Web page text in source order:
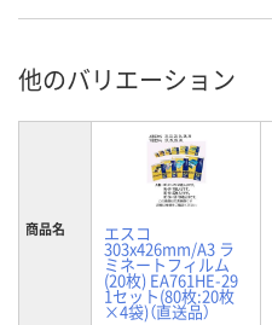
他のバリエーション
商品名 エスコ
303x426mm/A3 ラ
ミネートフィルム
(20枚) EA761HE-29
1セット(80枚:20枚
×4袋)（直送品）